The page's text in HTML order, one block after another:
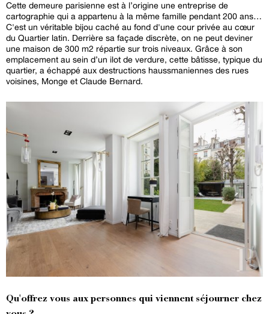
Cette demeure parisienne est à l’origine une entreprise de
cartographie qui a appartenu à la même famille pendant 200 ans…
C'est un véritable bijou caché au fond d'une cour privée au cœur
du Quartier latin. Derrière sa façade discrète, on ne peut deviner
une maison de 300 m2 répartie sur trois niveaux. Grâce à son
emplacement au sein d’un ilot de verdure, cette bâtisse, typique du
quartier, a échappé aux destructions haussmaniennes des rues
voisines, Monge et Claude Bernard.
Qu'offrez vous aux personnes qui viennent séjourner chez